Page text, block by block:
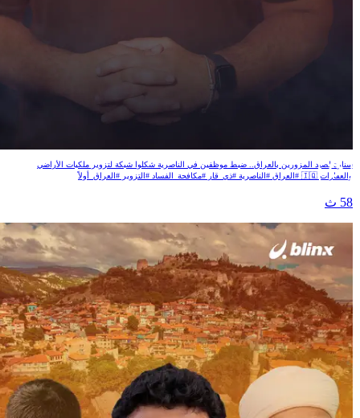
سنارة لصيد المزورين بالعراق.. ضبط موظفين في الناصرية شكلوا شبكة لتزوير ملكيات الأراضي
والعقارات 🇮🇶 #العراق #الناصرية #ذي_قار #مكافحة_الفساد #التزوير #العراق_أولاً
58 ث